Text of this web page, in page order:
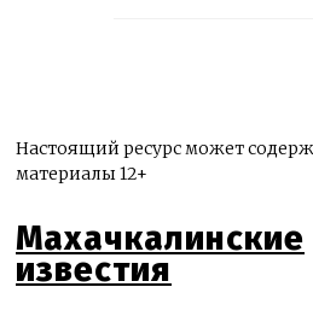
Настоящий ресурс может
материалы 12+
Махачкалинские
известия